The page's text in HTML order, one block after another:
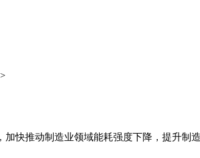
>
推动制造业领域能耗强度下降，提升制